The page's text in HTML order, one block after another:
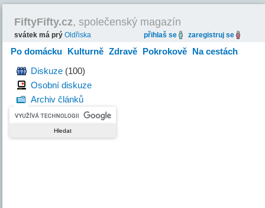
FiftyFifty.cz, společenský magazín
svátek má prýOldřiska přihlaš se zaregistruj se
Po domácku Kulturně Zdravě Pokrokově Na cestách
HravěDiskuze (100)
Osobní diskuze
Archiv článků